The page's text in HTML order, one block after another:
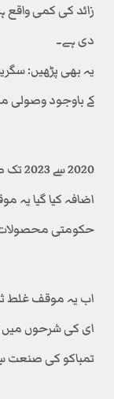
دی ہے۔
کے باوجود وصولی
اضافہ کیا گیا یہ
حکومتی محصولات
ای کی شرحوں میں
تمباکو کی صنعت